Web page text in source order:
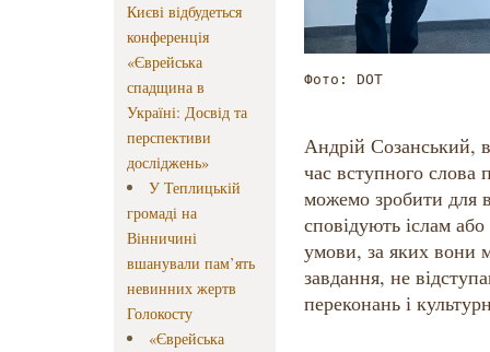
Києві відбудеться
конференція
«Єврейська
спадщина в
Україні: Досвід та
перспективи
досліджень»
У Теплицькій
громаді на
Вінничині
вшанували пам’ять
невинних жертв
Голокосту
«Єврейська
Фото: DOT
Андрій Созанський,
час вступного
можемо зробити для
сповідують іслам або
умови, за яких вони
завдання, не
переконань і